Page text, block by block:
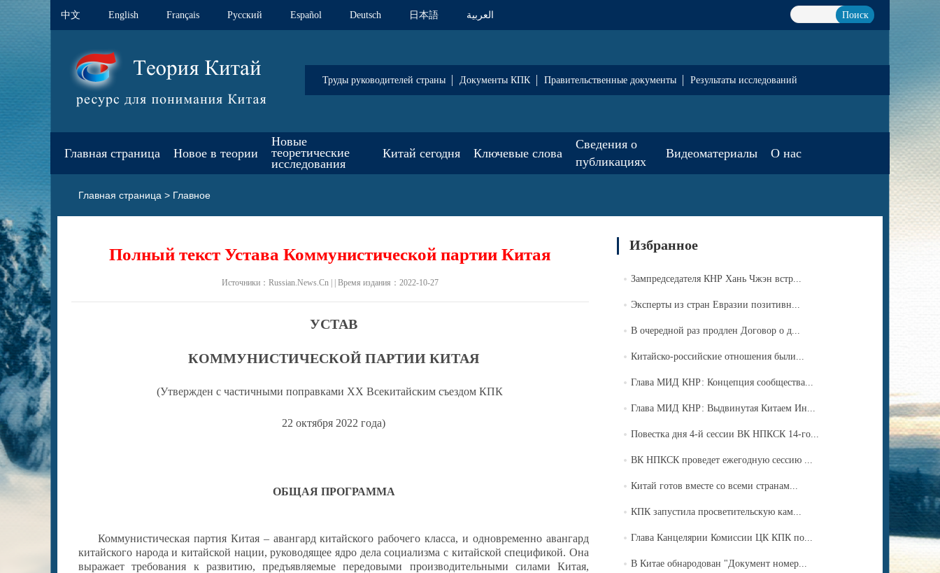
中文 English Français Pусский Español Deutsch 日本語 العربية Поиск
Труды руководителей страны Документы КПК Правительственные документы Результаты исследований
Главная страница Новое в теории
Новые
теоретические
исследования
Китай сегодня Ключевые слова
Сведения о
публикациях
Видеоматериалы О нас
Главная страница > Главное
Полный текст Устава Коммунистической партии Китая
Источники：Russian.News.Cn | | Время издания：2022-10-27
УСТАВ
КОММУНИСТИЧЕСКОЙ ПАРТИИ КИТАЯ
(Утвержден с частичными поправками XX Всекитайским съездом КПК
22 октября 2022 года)
ОБЩАЯ ПРОГРАММА
Коммунистическая партия Китая – авангард китайского рабочего класса, и одновременно авангард
китайского народа и китайской нации, руководящее ядро дела социализма с китайской спецификой. Она
выражает требования к развитию, предъявляемые передовыми производительными силами Китая,
Избранное
Зампредседателя КНР Хань Чжэн встр...
Эксперты из стран Евразии позитивн...
В очередной раз продлен Договор о д...
Китайско-российские отношения были...
Глава МИД КНР: Концепция сообщества...
Глава МИД КНР: Выдвинутая Китаем Ин...
Повестка дня 4-й сессии ВК НПКСК 14-го...
ВК НПКСК проведет ежегодную сессию ...
Китай готов вместе со всеми странам...
КПК запустила просветительскую кам...
Глава Канцелярии Комиссии ЦК КПК по...
В Китае обнародован "Документ номер...